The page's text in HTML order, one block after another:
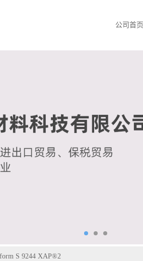
公司首页
S 9244 XAP®2